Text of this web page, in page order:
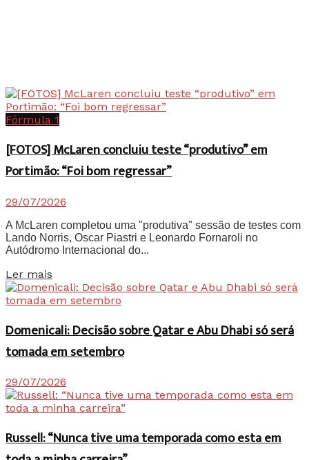
Fórmula 1
[FOTOS] McLaren concluiu teste “produtivo” em
Portimão: “Foi bom regressar”
29/07/2026
A McLaren completou uma "produtiva" sessão de testes com
Lando Norris, Oscar Piastri e Leonardo Fornaroli no
Autódromo Internacional do...
Ler mais
Domenicali: Decisão sobre Qatar e Abu Dhabi só será
tomada em setembro
29/07/2026
Russell: “Nunca tive uma temporada como esta em